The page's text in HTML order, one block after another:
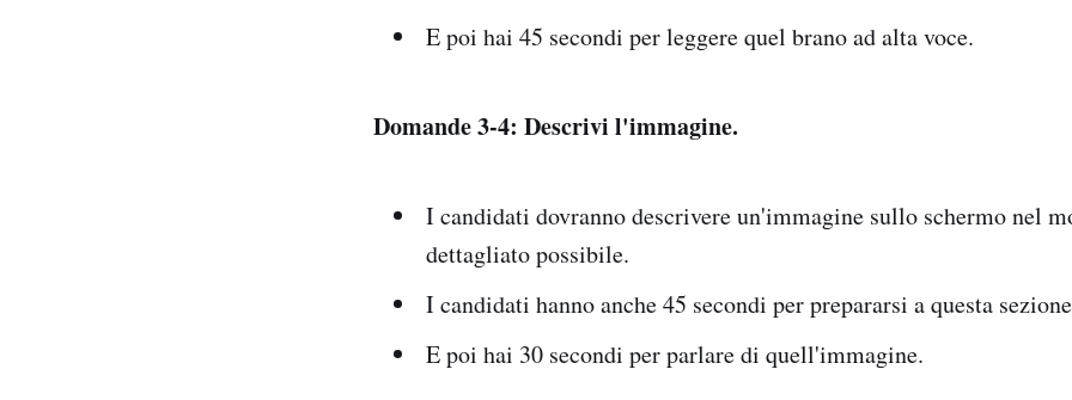
E poi hai 45 secondi per leggere quel brano ad alta voce.
Domande 3-4: Descrivi l'immagine.
I candidati dovranno descrivere un'immagine sullo schermo nel
dettagliato possibile.
I candidati hanno anche 45 secondi per prepararsi a questa
E poi hai 30 secondi per parlare di quell'immagine.